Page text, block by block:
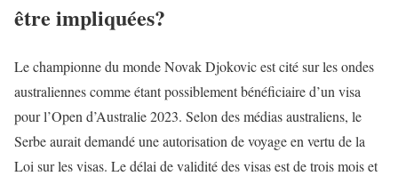
être impliquées?
Le championne du monde Novak Djokovic est cité sur les ondes
australiennes comme étant possiblement bénéficiaire d’un visa
pour l’Open d’Australie 2023. Selon des médias australiens, le
Serbe aurait demandé une autorisation de voyage en vertu de la
Loi sur les visas. Le délai de validité des visas est de trois mois et